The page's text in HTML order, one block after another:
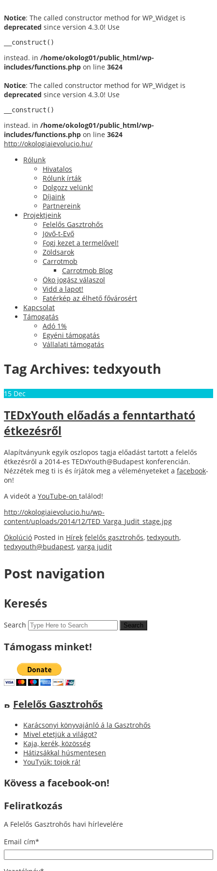
Notice: The called constructor method for WP_Widget is
deprecated since version 4.3.0! Use
__construct()
instead. in /home/okolog01/public_html/wp-
includes/functions.php on line 3624
Notice: The called constructor method for WP_Widget is
deprecated since version 4.3.0! Use
__construct()
instead. in /home/okolog01/public_html/wp-
includes/functions.php on line 3624
http://okologiaievolucio.hu/
Rólunk
Hivatalos
Rólunk írták
Dolgozz velünk!
Díjaink
Partnereink
Projektjeink
Felelős Gasztrohős
Jövő-t-Evő
Fogj kezet a termelővel!
Zöldsarok
Carrotmob
Carrotmob Blog
Öko jogász válaszol
Vidd a lapot!
Fatérkép az élhető fővárosért
Kapcsolat
Támogatás
Adó 1%
Egyéni támogatás
Vállalati támogatás
Tag Archives: tedxyouth
15 Dec
TEDxYouth előadás a fenntartható
étkezésről
Alapítványunk egyik oszlopos tagja előadást tartott a felelős
étkezésről a 2014-es TEDxYouth@Budapest konferencián.
Nézzétek meg ti is és írjátok meg a véleményeteket a facebook-
on!
A videót a YouTube-on találod!
http://okologiaievolucio.hu/wp-
content/uploads/2014/12/TED_Varga_Judit_stage.jpg
Ökolúció Posted in Hírek felelős gasztrohős, tedxyouth,
tedxyouth@budapest, varga judit
Post navigation
Keresés
Search
Támogass minket!
Felelős Gasztrohős
Karácsonyi könyvajánló á la Gasztrohős
Mivel etetjük a világot?
Kaja, kerék, közösség
Hátizsákkal húsmentesen
YouTyúk: tojok rá!
Kövess a facebook-on!
Feliratkozás
A Felelős Gasztrohős havi hírlevelére
Email cím*